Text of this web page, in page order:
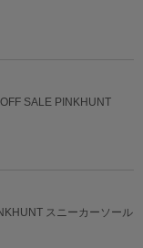
SALE PINKHUNT
スニーカーソール